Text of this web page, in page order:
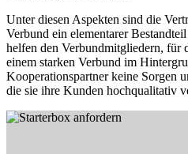
Unter diesen Aspekten sind die
Verbund ein elementarer
helfen den Verbundmitgliedern, für
einem starken Verbund im
Kooperationspartner keine Sorgen
die sie ihre Kunden hochqualitativ